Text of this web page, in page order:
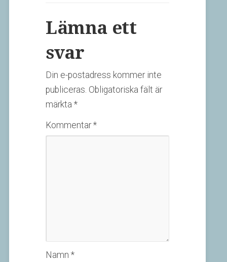
Lämna ett
svar
Din e-postadress kommer inte
publiceras. Obligatoriska fält är
märkta *
Kommentar*
Namn *